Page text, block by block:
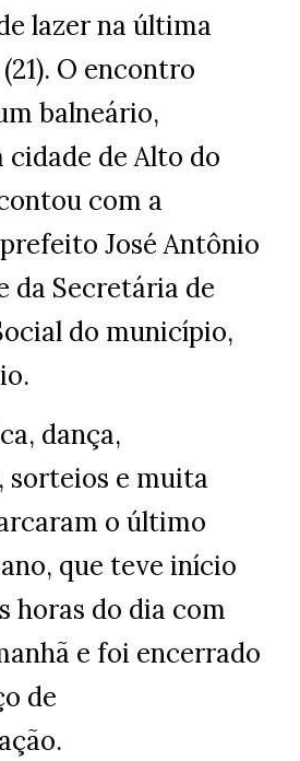
lazer na última
O encontro
balneário,
cidade de Alto do
com a
José Antônio
da Secretária de
do município,
dança,
sorteios e muita
o último
que teve início
horas do dia com
e foi encerrado
de